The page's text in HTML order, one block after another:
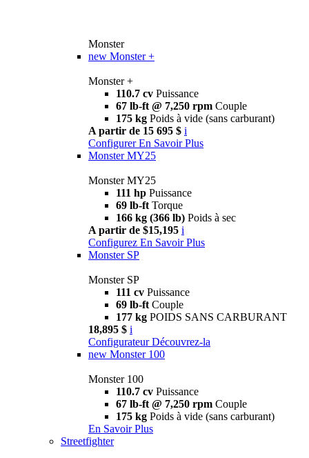
Monster
new Monster +
Monster +
110.7 cv Puissance
67 lb-ft @ 7,250 rpm Couple
175 kg Poids à vide (sans carburant)
A partir de 15 695 $ i
Configurer En Savoir Plus
Monster MY25
Monster MY25
111 hp Puissance
69 lb-ft Torque
166 kg (366 lb) Poids à sec
A partir de $15,195 i
Configurez En Savoir Plus
Monster SP
Monster SP
111 cv Puissance
69 lb-ft Couple
177 kg POIDS SANS CARBURANT
18,895 $ i
Configurateur Découvrez-la
new Monster 100
Monster 100
110.7 cv Puissance
67 lb-ft @ 7,250 rpm Couple
175 kg Poids à vide (sans carburant)
En Savoir Plus
Streetfighter